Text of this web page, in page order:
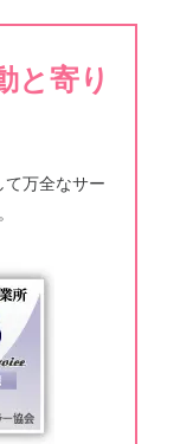
と寄り
て万全なサー